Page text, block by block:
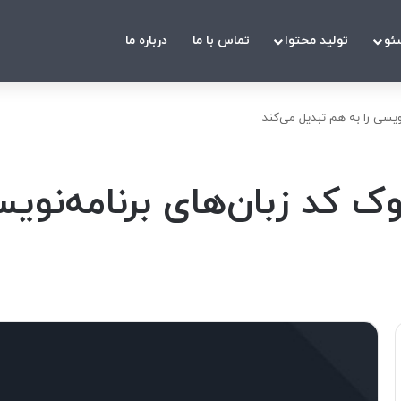
تولید محتوا تماس با ما درباره ما
را به هم تبدیل می‌کند
زبان‌های